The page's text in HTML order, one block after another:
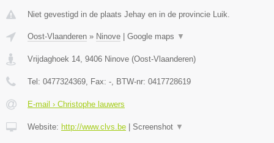
Niet gevestigd in de plaats Jehay en in de provincie Luik.
Oost-Vlaanderen » Ninove | Google maps ▼
Vrijdaghoek 14 9406 Ninove (Oost-Vlaanderen)
Tel: 0477324369 , Fax: - , BTW-nr: 0417728619
E-mail › Christophe lauwers
Website: http://www.clvs.be | Screenshot ▼